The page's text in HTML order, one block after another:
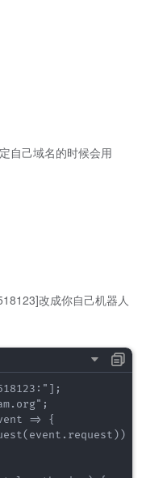
自己域名的时候会用
改成你自己机器人
=> {